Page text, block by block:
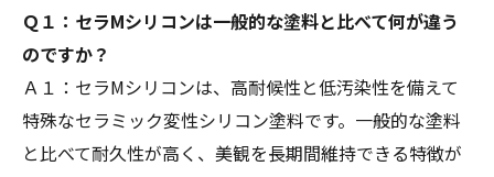
Ｑ１：セラMシリコンは一般的な塗料と比べて何が違う
のですか？
Ａ１：セラMシリコンは、高耐候性と低汚染性を備えて
特殊なセラミック変性シリコン塗料です。一般的な塗料
と比べて耐久性が高く、美観を長期間維持できる特徴が